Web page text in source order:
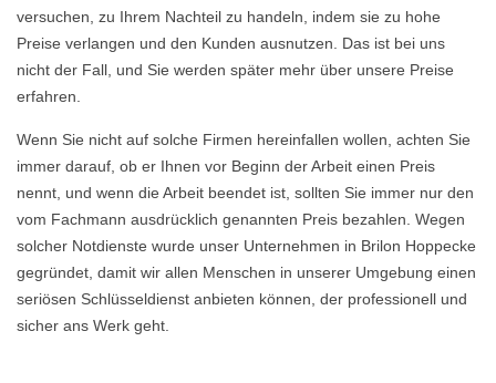
versuchen, zu Ihrem Nachteil zu handeln, indem sie zu hohe
Preise verlangen und den Kunden ausnutzen. Das ist bei uns
nicht der Fall, und Sie werden später mehr über unsere Preise
erfahren.
Wenn Sie nicht auf solche Firmen hereinfallen wollen, achten Sie
immer darauf, ob er Ihnen vor Beginn der Arbeit einen Preis
nennt, und wenn die Arbeit beendet ist, sollten Sie immer nur den
vom Fachmann ausdrücklich genannten Preis bezahlen. Wegen
solcher Notdienste wurde unser Unternehmen in Brilon Hoppecke
gegründet, damit wir allen Menschen in unserer Umgebung einen
seriösen Schlüsseldienst anbieten können, der professionell und
sicher ans Werk geht.